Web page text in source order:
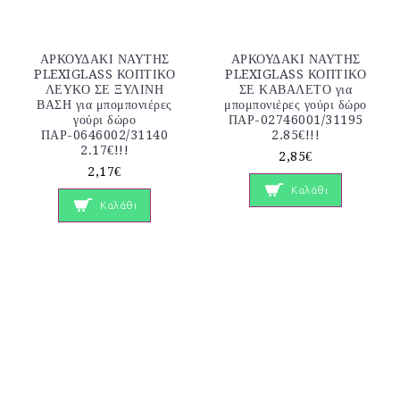
ΑΡΚΟΥΔΑΚΙ ΝΑΥΤΗΣ
PLEXIGLASS ΚΟΠΤΙΚΟ
ΛΕΥΚΟ ΣΕ ΞΥΛΙΝΗ
ΒΑΣΗ για μπομπονιέρες
γούρι δώρο
ΠΑΡ-0646002/31140
2.17€!!!
2,17€
Καλάθι
ΑΡΚΟΥΔΑΚΙ ΝΑΥΤΗΣ
PLEXIGLASS ΚΟΠΤΙΚΟ
ΣΕ ΚΑΒΑΛΕΤΟ για
μπομπονιέρες γούρι δώρο
ΠΑΡ-02746001/31195
2.85€!!!
2,85€
Καλάθι